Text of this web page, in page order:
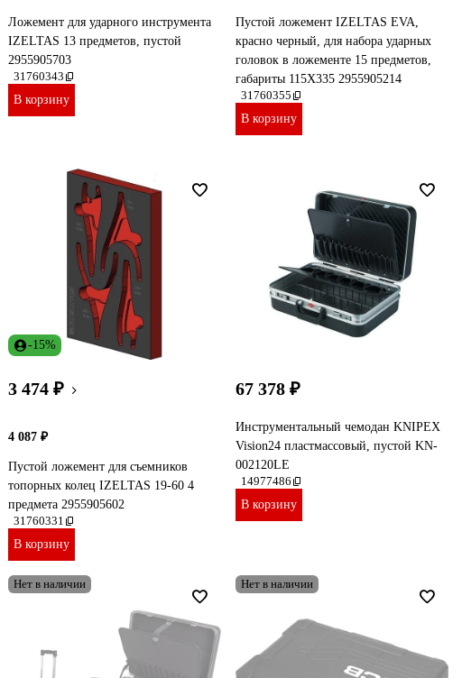
Ложемент для ударного инструмента
IZELTAS 13 предметов, пустой
2955905703
31760343
В корзину
Пустой ложемент IZELTAS EVA,
красно черный, для набора ударных
головок в ложементе 15 предметов,
габариты 115X335 2955905214
31760355
В корзину
-15%
3 474 ₽
4 087 ₽
Пустой ложемент для съемников
топорных колец IZELTAS 19-60 4
предмета 2955905602
31760331
В корзину
67 378 ₽
Инструментальный чемодан KNIPEX
Vision24 пластмассовый, пустой KN-
002120LE
14977486
В корзину
Нет в наличии Нет в наличии